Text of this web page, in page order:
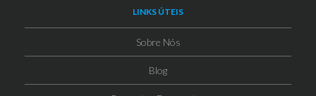
LINKS ÚTEIS
Sobre Nós
Blog